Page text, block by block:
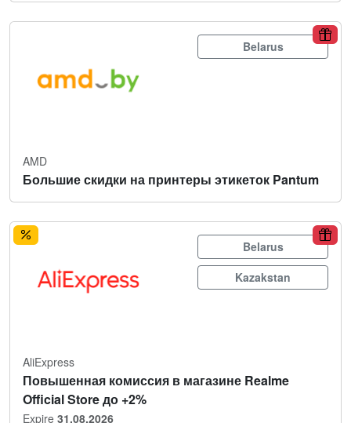
Belarus
AMD
Большие скидки на принтеры этикеток Pantum
Belarus
Kazakstan
AliExpress
Повышенная комиссия в магазине Realme
Official Store до +2%
Expire 31.08.2026